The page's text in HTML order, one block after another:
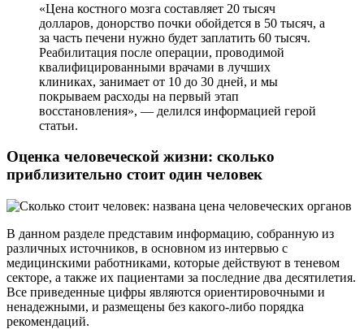
«Цена костного мозга составляет 20 тысяч
долларов, донорство почки обойдется в 50 тысяч, а
за часть печени нужно будет заплатить 60 тысяч.
Реабилитация после операции, проводимой
квалифицированными врачами в лучших
клиниках, занимает от 10 до 30 дней, и мы
покрываем расходы на первый этап
восстановления», — делился информацией герой
статьи.
Оценка человеческой жизни: сколько
приблизительно стоит один человек
В данном разделе представим информацию, собранную из
различных источников, в основном из интервью с
медицинскими работниками, которые действуют в теневом
секторе, а также их пациентами за последние два десятилетия.
Все приведенные цифры являются ориентировочными и
ненадежными, и размещены без какого-либо порядка
рекомендаций.